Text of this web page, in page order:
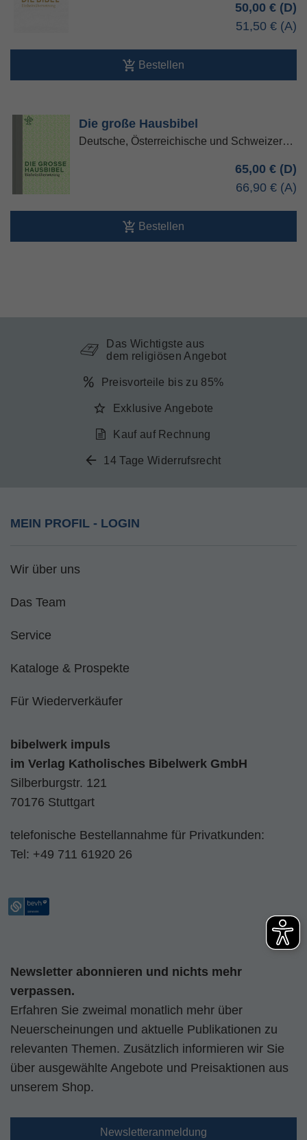
50,00 €
51,50 €
Bestellen
Die große Hausbibel
Deutsche, Österreichische und Schweizer…
65,00 €
66,90 €
Bestellen
Das Wichtigste aus
dem religiösen Angebot
Preisvorteile bis zu 85%
Exklusive Angebote
Kauf auf Rechnung
14 Tage Widerrufsrecht
MEIN PROFIL - LOGIN
Wir über uns
Das Team
Service
Kataloge & Prospekte
Für Wiederverkäufer
bibelwerk impuls
im Verlag Katholisches Bibelwerk GmbH
Silberburgstr. 121
70176 Stuttgart
telefonische Bestellannahme für Privatkunden:
Tel: +49 711 61920 26
Newsletter abonnieren und nichts mehr
verpassen.
Erfahren Sie zweimal monatlich mehr über
Neuerscheinungen und aktuelle Publikationen zu
relevanten Themen. Zusätzlich informieren wir Sie
über ausgewählte Angebote und Preisaktionen aus
unserem Shop.
Newsletteranmeldung